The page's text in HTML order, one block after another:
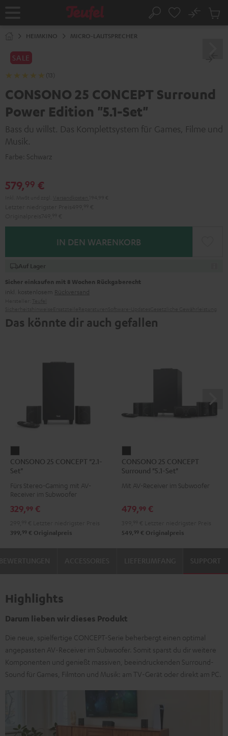
Startseite Suche
No
HEIMKINO MICRO-LAUTSPRECHER
SALE
(13)
CONSONO 25 CONCEPT Surround
Power Edition "5.1-Set"
Bass du willst. Das Komplettsystem für Games, Filme und
Musik.
Farbe: Schwarz
579,99 €
IN DEN WARENKORB
Auf Lager
Sicher einkaufen mit 8 Wochen Rückgaberecht
inkl. kostenlosem Rückversand
Das könnte dir auch gefallen
25
CONCEPT
"2.1-
Schwarz
CONSONO 25 CONCEPT "2.1-
Set"
Fürs Stereo-Gaming mit AV-
Receiver im Subwoofer
329,99 €
399, 99 € Originalpreis
25
CONCEPT
Surround
Set"
CONSONO 25 CONCEPT
Surround "5.1-Set"
Mit AV-Receiver im Subwoofer
479,99 €
549, 99 € Originalpreis
SUPPORT
Highlights
Darum lieben wir dieses Produkt
Die neue, spielfertige CONCEPT-Serie beherbergt einen optimal
angepassten AV-Receiver im Subwoofer. Somit sparst du dir weitere
Komponenten und genießt massiven, beeindruckenden Surround-
Sound für Games, Filmton und Musik: am TV-Gerät oder direkt am PC.